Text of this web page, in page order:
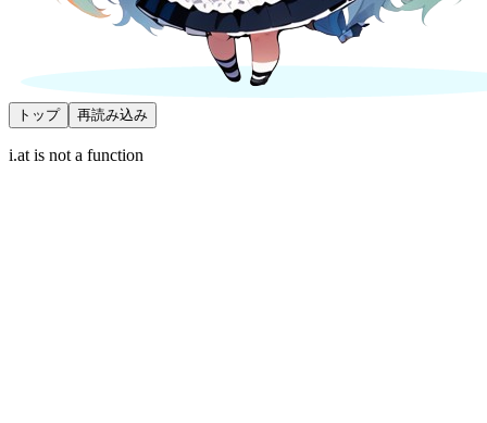
トップ 再読み込み
i.at is not a function